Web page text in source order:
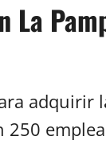
La
adquirir